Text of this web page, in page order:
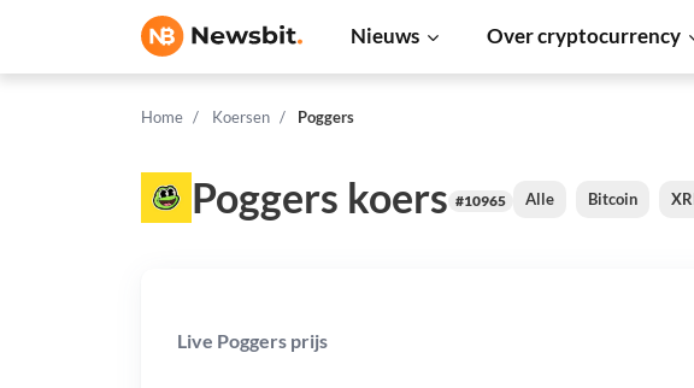
Nieuws Over cryptocurrency
Home Koersen Poggers
Poggers koers #10965 Alle Bitcoin
Live Poggers prijs